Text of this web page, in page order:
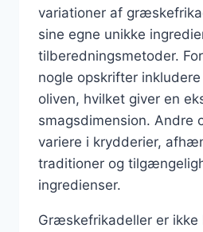
variationer af
sine egne unikke
tilberedningsmetoder.
nogle opskrifter
oliven, hvilket giver en
smagsdimension. Andre
variere i krydderier,
traditioner og
ingredienser.
Græskefrikadeller er